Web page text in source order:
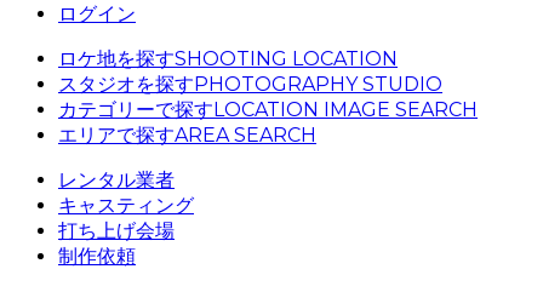
ログイン
ロケ地を探すSHOOTING LOCATION
スタジオを探すPHOTOGRAPHY STUDIO
カテゴリーで探すLOCATION IMAGE SEARCH
エリアで探すAREA SEARCH
レンタル業者
キャスティング
打ち上げ会場
制作依頼